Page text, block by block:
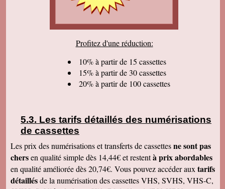
sommes très satisfaits. Encore tous mes
remerciements et bonne continuation. Bien
cordialement.
J'ai bien reçu votre paquet, et je suis très
dois dire qu'au début j'étais un peu septique vu
les prix . merci beaucoup Cordialement
Pierre B
Je suis très très très satisfait de votre travail.
que les affaires aillent très bien.
Jacques N
Colis reçu ce jour, satisfait du bon travail réalisé
par vos soins. Merci encore, Cordialement
Hervé R
j'ai bien reçu les CD et les K7 en retour, merci
de cet excellent traitement. Très bons résultats
Profitez d'une réduction:
10% à partir de 15 cassettes
15% à partir de 30 cassettes
20% à partir de 100 cassettes
Les tarifs détaillés des numérisations
de cassettes
Les prix des numérisations et transferts de cassettesne sont pas
chersen qualité simple dès 14,44€ et restentà prix abordables
en qualité améliorée dès 20,74€. Vous pouvez accéder aux tarifs
détaillésde la numérisation des cassettes VHS, SVHS, VHS-C,